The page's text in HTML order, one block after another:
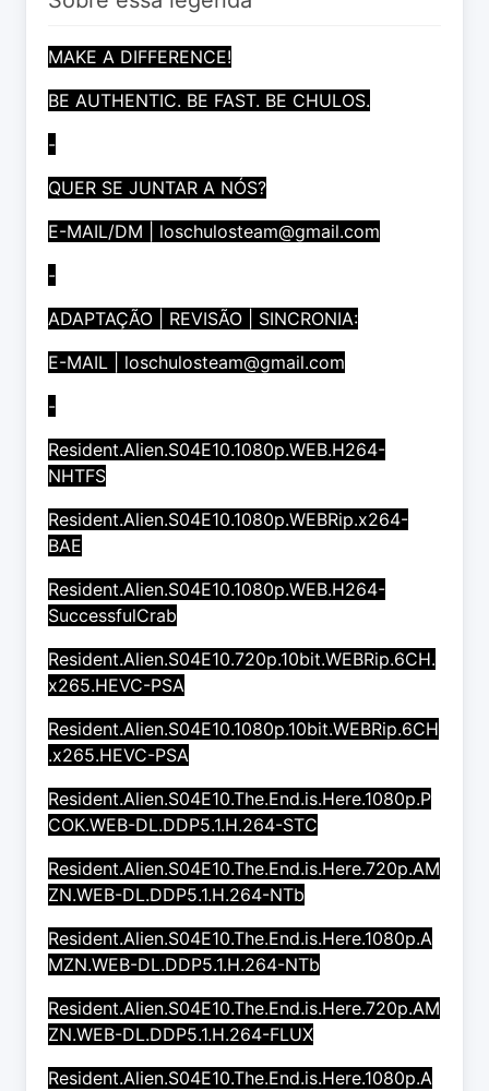
MAKE A DIFFERENCE!
BE AUTHENTIC. BE FAST. BE CHULOS.
-
QUER SE JUNTAR A NÓS?
E-MAIL/DM |
loschulosteam@gmail.com
-
ADAPTAÇÃO | REVISÃO | SINCRONIA:
E-MAIL | loschulosteam@gmail.com
-
Resident.Alien.S04E10.1080p.WEB.H264-
NHTFS
Resident.Alien.S04E10.1080p.WEBRip.x264-
BAE
Resident.Alien.S04E10.1080p.WEB.H264-
SuccessfulCrab
Resident.Alien.S04E10.720p.10bit.WEBRip.6CH.
x265.HEVC-PSA
Resident.Alien.S04E10.1080p.10bit.WEBRip.6CH
.x265.HEVC-PSA
Resident.Alien.S04E10.The.End.is.Here.1080p.P
COK.WEB-DL.DDP5.1.H.264-STC
Resident.Alien.S04E10.The.End.is.Here.720p.AM
ZN.WEB-DL.DDP5.1.H.264-NTb
Resident.Alien.S04E10.The.End.is.Here.1080p.A
MZN.WEB-DL.DDP5.1.H.264-NTb
Resident.Alien.S04E10.The.End.is.Here.720p.AM
ZN.WEB-DL.DDP5.1.H.264-FLUX
Resident.Alien.S04E10.The.End.is.Here.1080p.A